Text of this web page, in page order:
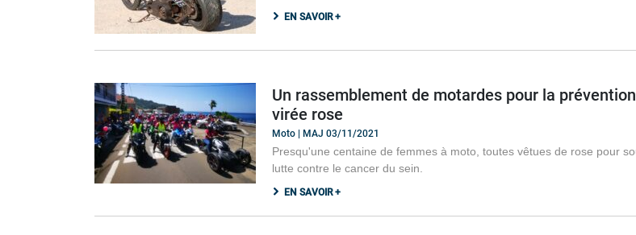
EN SAVOIR +
Un rassemblement de motardes pour la
virée rose
Moto | MAJ 03/11/2021
Presqu'une centaine de femmes à moto, toutes vêtues de rose pour
lutte contre le cancer du sein.
EN SAVOIR +